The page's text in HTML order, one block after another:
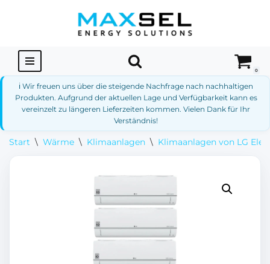
springen
0
ℹ️ Wir freuen uns über die steigende Nachfrage nach nachhaltigen
Produkten. Aufgrund der aktuellen Lage und Verfügbarkeit kann es
vereinzelt zu längeren Lieferzeiten kommen. Vielen Dank für Ihr
Verständnis!
Start \ Wärme \ Klimaanlagen \ Klimaanlagen von LG